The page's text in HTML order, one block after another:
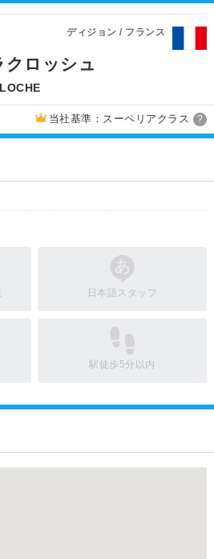
ディジョン / フランス
ロッシュ
当社基準：スーペリアクラス ?
日本語スタッフ
駅徒歩5分以内